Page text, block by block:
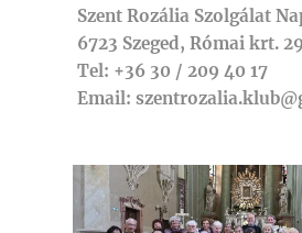
Szent Rozália Szolgálat
6723 Szeged, Római krt.
Tel: +36 30 / 209 40 17
Email: